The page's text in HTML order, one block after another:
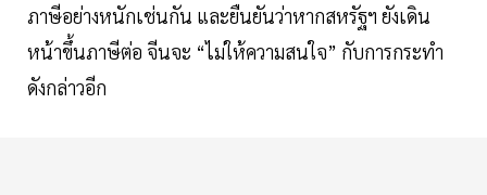
ภาษีอย่างหนักเช่นกัน และยืนยันว่าหากสหรัฐฯ ยังเดิน
หน้าขึ้นภาษีต่อ จีนจะ “ไม่ให้ความสนใจ” กับการกระทำ
ดังกล่าวอีก